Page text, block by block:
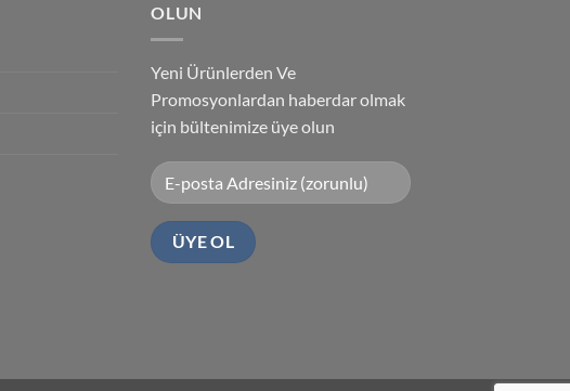
OLUN
Yeni Ürünlerden Ve
Promosyonlardan haberdar olmak
için bültenimize üye olun